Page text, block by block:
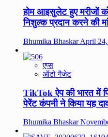
होम आइसुलेट हुए मरीजों
निशुल्क प्रदान करने की
Bhumika BhaskarApril 24,
एप्स
ऑटो गैजेट
TikTok ऐप की भारत में
पेरेंट कंपनी ने किया यह
Bhumika Bhaskar